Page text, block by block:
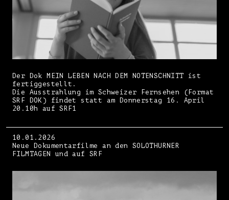
Der Dok MEIN LEBEN NACH DEM NOTENSCHNITT ist
fertiggestellt.
Die Ausstrahlung im Schweizer Fernsehen (Format
SRF DOK) findet statt am Donnerstag 16. April
20.10h auf SRF1
10.01.2026
Neue Dokumentarfilme an den SOLOTHURNER
FILMTAGEN und auf SRF